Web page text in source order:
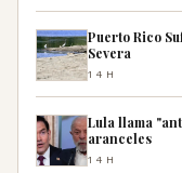
Puerto Rico
Severa
14H
Lula llama
aranceles
14H